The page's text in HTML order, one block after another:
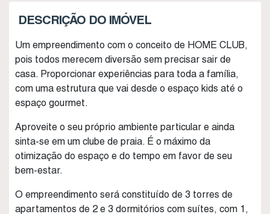
DESCRIÇÃO DO IMÓVEL
Um empreendimento com o conceito de HOME CLUB,
pois todos merecem diversão sem precisar sair de
casa. Proporcionar experiências para toda a família,
com uma estrutura que vai desde o espaço kids até o
espaço gourmet.
Aproveite o seu próprio ambiente particular e ainda
sinta-se em um clube de praia. É o máximo da
otimização do espaço e do tempo em favor de seu
bem-estar.
O empreendimento será constituído de 3 torres de
apartamentos de 2 e 3 dormitórios com suítes, com 1,